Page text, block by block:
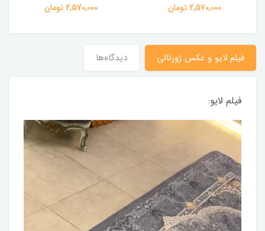
2,570,000 تومان 2,570,000 تومان
فیلم لایو و عکس ژورنالی دیدگاه‌ها
فیلم لایو: